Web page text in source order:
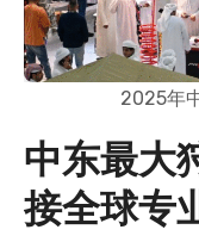
2025年
中东最大
接全球专